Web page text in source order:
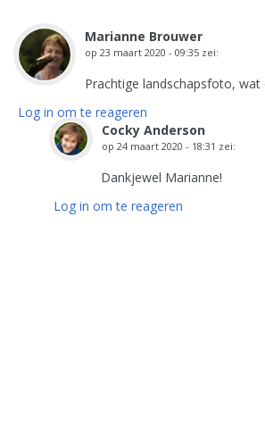
Marianne Brouwer
op 23 maart 2020 - 09:35 zei:
Prachtige landschapsfoto,
Log in om te reageren
Cocky Anderson
op 24 maart 2020 - 18:31 zei:
Dankjewel Marianne!
Log in om te reageren